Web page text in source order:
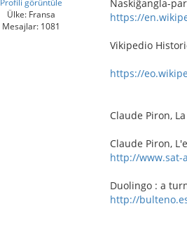
Ülke: Fransa
Mesajlar: 1081
Naskiĝangla-
https://
Vikipedio
https://
Claude Piron,
Claude Piron,
http://www.sat-
Duolingo : a
http://